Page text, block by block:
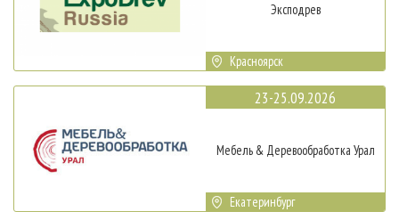
Эксподрев
Красноярск
23-25.09.2026
Мебель & Деревообработка Урал
Екатеринбург